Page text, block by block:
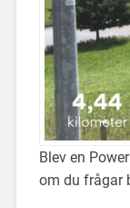
Blev en
om du frågar